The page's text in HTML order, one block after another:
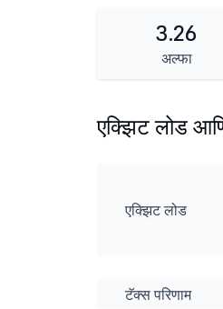
3.26
अल्फा
एक्झिट लोड
एक्झिट लोड
टॅक्स परिणाम